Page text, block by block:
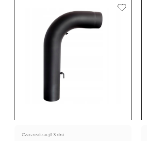
Czas realizacji1-3 dni